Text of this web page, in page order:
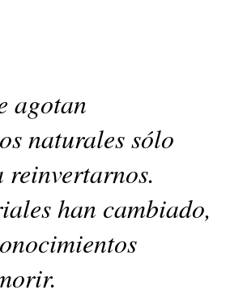
agotan
naturales sólo
reinvertarnos.
han cambiado,